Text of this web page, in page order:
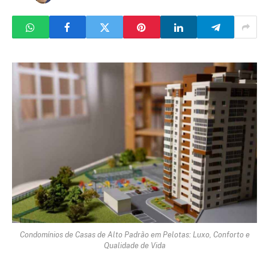
Condomínios de Casas de Alto Padrão em Pelotas: Luxo, Conforto e
Qualidade de Vida